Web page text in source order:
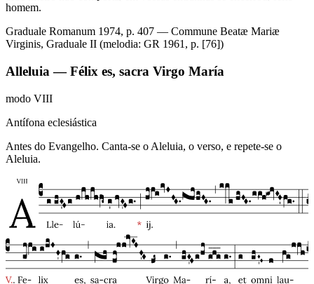
homem.
Graduale Romanum 1974, p. 407 — Commune Beatæ Mariæ
Virginis, Graduale II (melodia: GR 1961, p. [76])
Alleluia — Félix es, sacra Virgo María
modo VIII
Antífona eclesiástica
Antes do Evangelho. Canta-se o Aleluia, o verso, e repete-se o
Aleluia.